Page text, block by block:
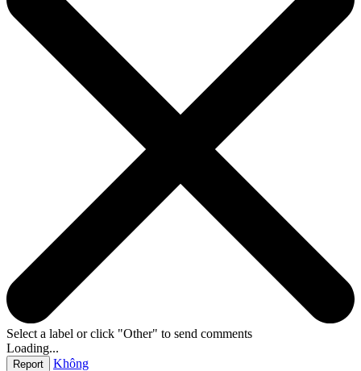
Select a label or click "Other" to send comments
Loading...
Không